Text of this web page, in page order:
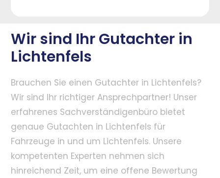
Wir sind Ihr Gutachter in
Lichtenfels
Brauchen Sie einen Gutachter in Lichtenfels?
Wir sind Ihr richtiger Ansprechpartner! Unser
erfahrenes Sachverständigenbüro bietet
genaue Gutachten in Lichtenfels für
Fahrzeuge in und um Lichtenfels. Unsere
kompetenten Experten nehmen sich
hinreichend Zeit, um eine offene Bewertung